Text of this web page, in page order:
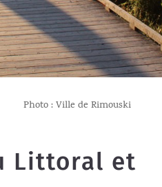
Photo : Ville de Rimouski
Littoral et